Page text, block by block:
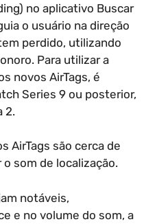
no aplicativo Buscar
o usuário na direção
perdido, utilizando
Para utilizar a
novos AirTags, é
Series 9 ou posterior,
2.
AirTags são cerca de
som de localização.
notáveis,
e no volume do som, a